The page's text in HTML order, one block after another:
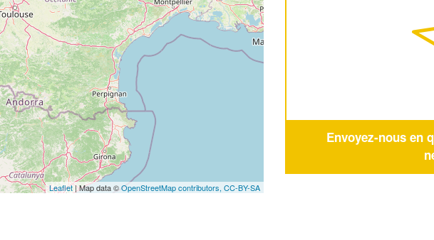
Leaflet| Map data ©OpenStreetMap contributors, CC-BY-SA
Envoyez-nous en